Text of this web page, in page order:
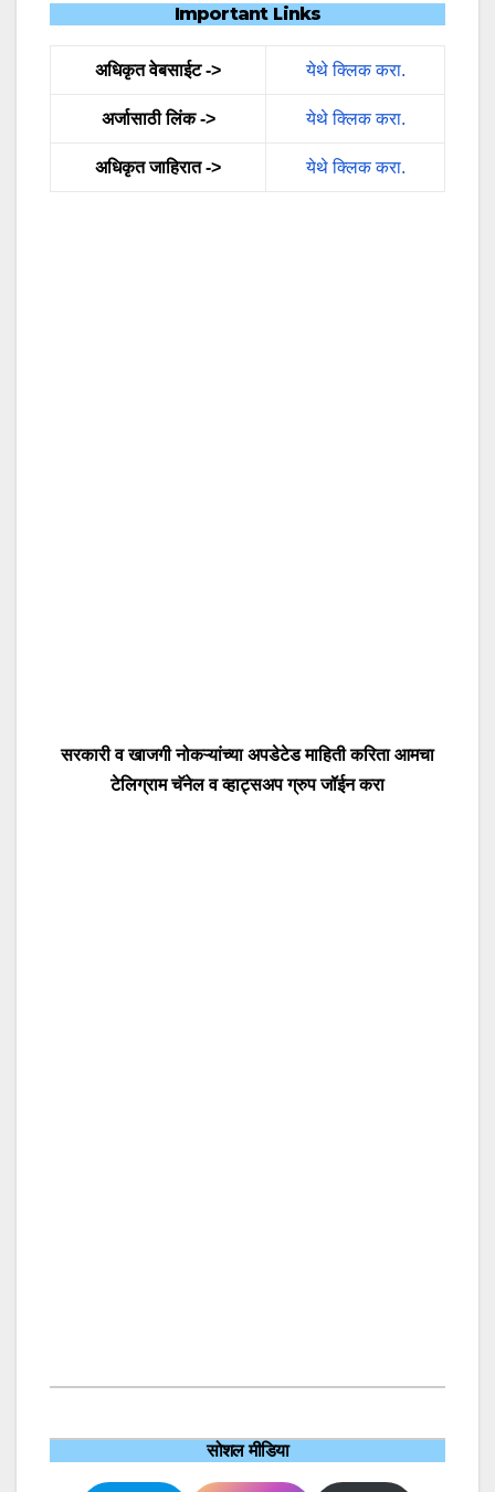
Important Links
अधिकृत वेबसाईट -> येथे क्लिक करा.
अर्जासाठी लिंक -> येथे क्लिक करा.
अधिकृत जाहिरात -> येथे क्लिक करा.
सरकारी व खाजगी नोकऱ्यांच्या अपडेटेड माहिती करिता आमचा
टेलिग्राम चॅनेल व व्हाट्सअप ग्रुप जॉईन करा
सोशल मीडिया